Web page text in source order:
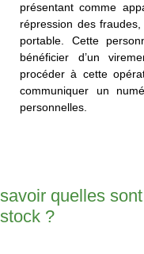
présentant comme
répression des
portable. Cette
bénéficier d’un
procéder à cette
communiquer un
personnelles.
quelles
?